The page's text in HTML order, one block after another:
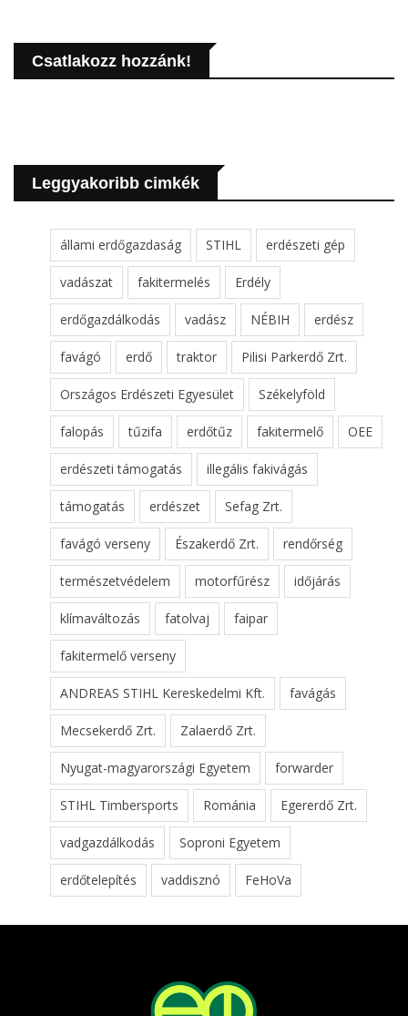
Csatlakozz hozzánk!
Leggyakoribb cimkék
állami erdőgazdaság STIHL erdészeti gép
vadászat fakitermelés Erdély
erdőgazdálkodás vadász NÉBIH erdész
favágó erdő traktor Pilisi Parkerdő Zrt.
Országos Erdészeti Egyesület Székelyföld
falopás tűzifa erdőtűz fakitermelő OEE
erdészeti támogatás illegális fakivágás
támogatás erdészet Sefag Zrt.
favágó verseny Északerdő Zrt. rendőrség
természetvédelem motorfűrész időjárás
klímaváltozás fatolvaj faipar
fakitermelő verseny
ANDREAS STIHL Kereskedelmi Kft. favágás
Mecsekerdő Zrt. Zalaerdő Zrt.
Nyugat-magyarországi Egyetem forwarder
STIHL Timbersports Románia Egererdő Zrt.
vadgazdálkodás Soproni Egyetem
erdőtelepítés vaddisznó FeHoVa